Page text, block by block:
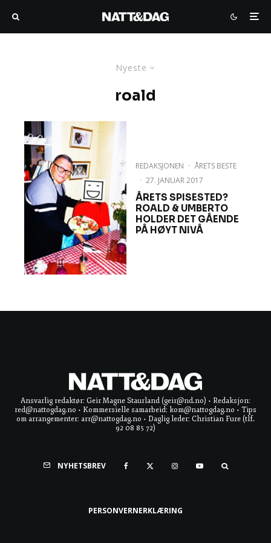
Nyeste
roald
REDAKSJONEN · ÅRETS BESTE
· 27. JANUAR 2017
ÅRETS SPISESTED?
ROALD & UMBERTO
HOLDER DET GÅENDE
PÅ HØYT NIVÅ
Ansvarlig redaktør: Geir Magne Staurland (geir@nd.no) • Redaksjon:
red@nattogdag.no • Kommersielle samarbeid: kom@nattogdag.no • Tips
om arrangementer: arr@nattogdag.no • Daglig leder: Christian Fure (tlf.
92 08 85 72)
NYHETSBREV
PERSONVERNERKLÆRING